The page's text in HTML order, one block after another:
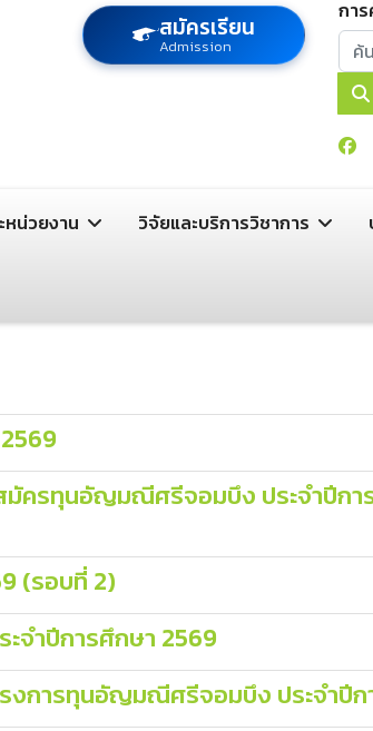
สมัครเรียน
Admission
กา
การ
หน่วยงาน วิจัยและบริการวิชาการ
ครทุนอัญมณีศรีจอมบึง ประจำปีกา
(รอบที่ 2)
จำปีการศึกษา 2569
งการทุนอัญมณีศรีจอมบึง ประจําปี